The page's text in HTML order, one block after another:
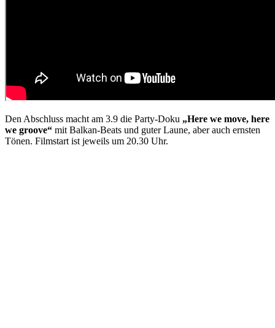
Den Abschluss macht am 3.9 die Party-Doku „Here we move, here
we groove“ mit Balkan-Beats und guter Laune, aber auch ernsten
Tönen. Filmstart ist jeweils um 20.30 Uhr.